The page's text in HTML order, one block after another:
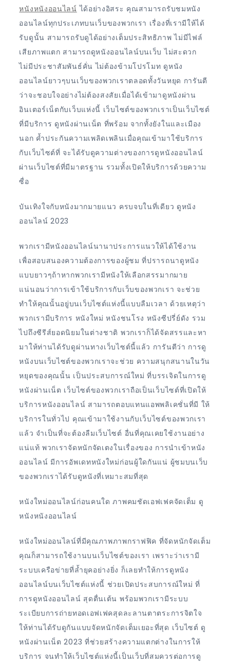
หนังหนังออนไลน์ ได้อย่างอิสระ คุณสามารถรับชมหนัง
ออนไลน์ทุกประเภทบนเว็บของพวกเรา เรื่องที่เรามีให้ได้
รับดูนั้น สามารถรับดูได้อย่างเต็มประสิทธิภาพ ไม่มีไฟล์
เสียภาพแตก สามารถดูหนังออนไลน์บนเว็บ ไม่สะดวก
ไม่มีประชาสัมพันธ์คั่น ไม่ต้องข้ามโปรโมท ดูหนัง
ออนไลน์ยาวๆบนเว็บของพวกเราตลอดทั้งวันหยุด การันตี
ว่าจะชอบใจอย่างไม่ต้องสงสัยเมื่อได้เข้ามาดูหนังผ่าน
อินเตอร์เน็ตกับเว็บแห่งนี้ เว็บไซต์ของพวกเราเป็นเว็บไซต์
ที่มีบริการ ดูหนังผ่านเน็ต ที่พร้อม จากทั้งยังในและเมือง
นอก ค้ำประกันความเพลิดเพลินเมื่อคุณเข้ามาใช้บริการ
กับเว็บไซต์ที่ จะได้รับดูความต่างของการดูหนังออนไลน์
ผ่านเว็บไซต์ที่มีมาตรฐาน รวมทั้งเปิดให้บริการด้วยความ
ซื่อ
บันเทิงใจกับหนังมากมายแนว ครบจบในที่เดียว ดูหนัง
ออนไลน์ 2023
พวกเรามีหนังออนไลน์นานาประการแนวให้ได้ใช้งาน
เพื่อสอบสนองความต้องการของผู้ชม ที่ปรารถนาดูหนัง
แบบยาวๆถ้าหากพวกเรามีหนังให้เลือกสรรมากมาย
แน่นอนว่าการเข้าใช้บริการกับเว็บของพวกเรา จะช่วย
ทำให้คุณนั้นอยู่บนเว็บไซต์แห่งนี้แบบลืมเวลา ด้วยเหตุว่า
พวกเรามีบริการ หนังใหม่ หนังชนโรง หนังซีปรี่ย์ดัง รวม
ไปถึงซีรีส์ยอดนิยมในต่างชาติ พวกเราก็ได้จัดสรรและหา
มาให้ท่านได้รับดูผ่านทางเว็บไซต์นี้แล้ว การันตีว่า การดู
หนังบนเว็บไซต์ของพวกเราจะช่วย ความสนุกสนานในวัน
หยุดของคุณนั้น เป็นประสบการณ์ใหม่ ที่บรรเจิดในการดู
หนังผ่านเน็ต เว็บไซต์ของพวกเราถือเป็นเว็บไซต์ที่เปิดให้
บริการหนังออนไลน์ สามารถตอบแทนแอพพลิเคชั่นที่มี ให้
บริการในทั่วไป คุณเข้ามาใช้งานกับเว็บไซต์ของพวกเรา
แล้ว จำเป็นที่จะต้องลืมเว็บไซต์ อื่นที่คุณเคยใช้งานอย่าง
แน่แท้ พวกเราจัดหนักจัดเตงในเรื่องของ การนำเข้าหนัง
ออนไลน์ มีการอัพเดทหนังใหม่ก่อนผู้ใดกันแน่ ผู้ชมบนเว็บ
ของพวกเราได้รับดูหนังที่เหมาะสมที่สุด
หนังใหม่ออนไลน์ก่อนคนใด ภาพคมชัดเอฟเฟคจัดเต็ม ดู
หนังหนังออนไลน์
หนังใหม่ออนไลน์ที่มีคุณภาพภาพกราฟฟิค ที่จัดหนักจัดเต็ม
คุณก็สามารถใช้งานบนเว็บไซต์ของเรา เพราะว่าเรามี
ระบบเครือข่ายที่ล้ำยุคอย่างยิ่ง ก็เลยทำให้การดูหนัง
ออนไลน์บนเว็บไซต์แห่งนี้ ช่วยเปิดประสบการณ์ใหม่ ที่
การดูหนังออนไลน์ สุดตื่นเต้น พร้อมพวกเรามีระบบ
ระเบียบการถ่ายทอดเอฟเฟคสุดละลานตาตระการจิตใจ
ให้ท่านได้รับดูกันแบบจัดหนักจัดเต็มเยอะที่สุด เว็บไซต์ ดู
หนังผ่านเน็ต 2023 ที่ช่วยสร้างความแตกต่างในการให้
บริการ จนทำให้เว็บไซต์แห่งนี้เป็นเว็บที่สมควรต่อการดู